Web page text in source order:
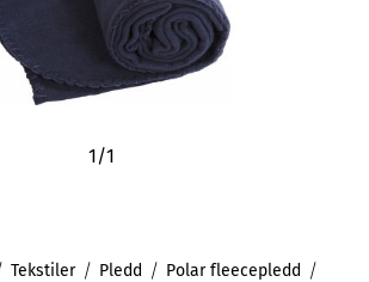
1/1
Tekstiler Pledd Polar fleecepledd